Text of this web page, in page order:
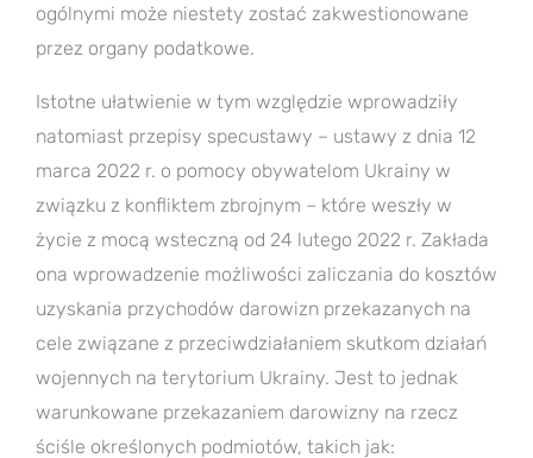
ogólnymi może niestety zostać zakwestionowane
przez organy podatkowe.
Istotne ułatwienie w tym względzie wprowadziły
natomiast przepisy specustawy – ustawy z dnia 12
marca 2022 r. o pomocy obywatelom Ukrainy w
związku z konfliktem zbrojnym – które weszły w
życie z mocą wsteczną od 24 lutego 2022 r. Zakłada
ona wprowadzenie możliwości zaliczania do kosztów
uzyskania przychodów darowizn przekazanych na
cele związane z przeciwdziałaniem skutkom działań
wojennych na terytorium Ukrainy. Jest to jednak
warunkowane przekazaniem darowizny na rzecz
ściśle określonych podmiotów, takich jak: